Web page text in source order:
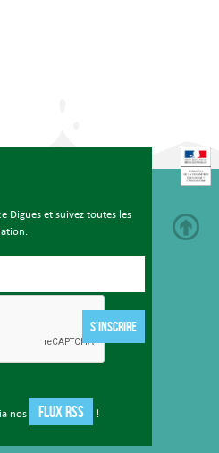
Digues et suivez toutes les
S'INSCRIRE
nos FLUX RSS !